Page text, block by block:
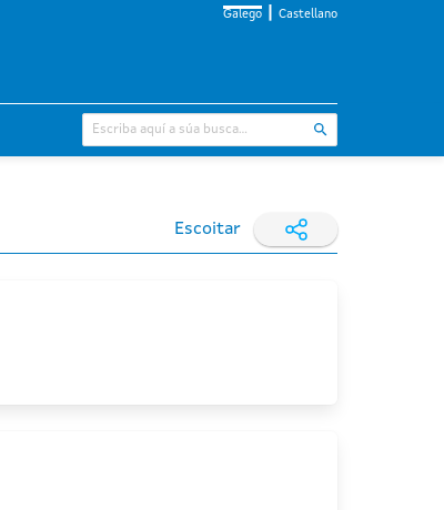
Galego Castellano
Escoitar